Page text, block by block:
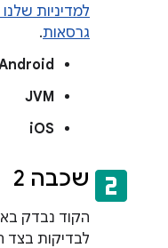
למדיניות
גרסאות.
JVM
iOS
looks_two שכבה 2
לבדיקות בצד